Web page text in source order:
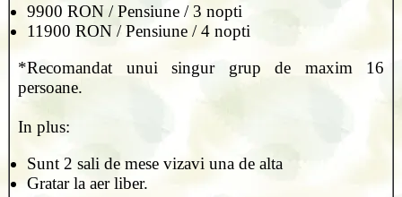
9900 RON / Pensiune / 3 nopti
11900 RON / Pensiune / 4 nopti
*Recomandat unui singur grup de maxim 16
persoane.
In plus:
Sunt 2 sali de mese vizavi una de alta
Gratar la aer liber.